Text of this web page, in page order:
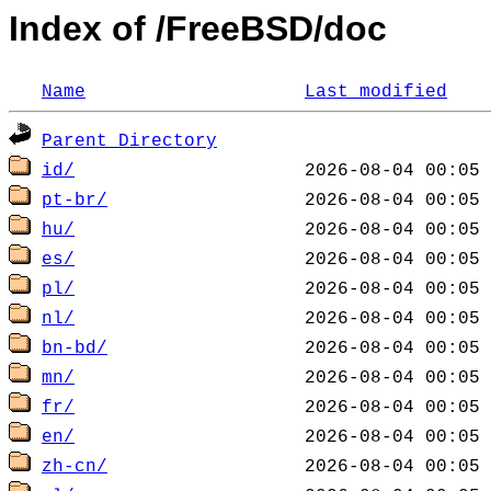
Index of /FreeBSD/doc
Name Last modified
Parent Directory
id/
pt-br/
hu/
es/
pl/
nl/
bn-bd/
mn/
fr/
en/
zh-cn/